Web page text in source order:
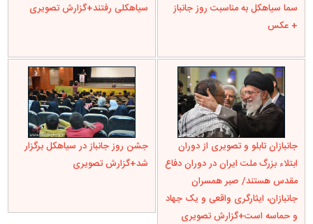
سما سیاهکل به مناسبت روز جانباز
+ عکس
سیاهکلی رفتند+گزارش تصویری
جانبازان تابلو و تصویری از دوران
ابتلاء بزرگ ملت ایران در دوران دفاع
مقدس هستند/ صبر همسران
جانبازان، ایثارگری واقعی و یک جهاد
و حماسه است+گزارش تصویری
جشن روز جانباز در سیاهکل برگزار
شد+گزارش تصویری